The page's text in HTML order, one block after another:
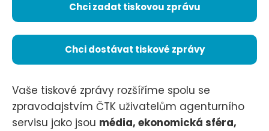
Chci zadat tiskovou zprávu
Chci dostávat tiskové zprávy
Vaše tiskové zprávy rozšíříme spolu se
zpravodajstvím ČTK uživatelům agenturního
servisu jako jsou média, ekonomická sféra,